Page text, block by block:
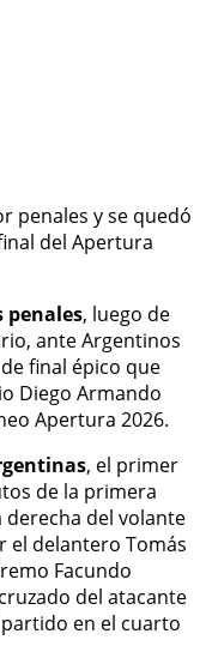
penales, luego de
ante Argentinos
final épico que
Diego Armando
Apertura 2026.
, el primer
de la primera
del volante
el delantero Tomás
Facundo
del atacante
partido en el cuarto